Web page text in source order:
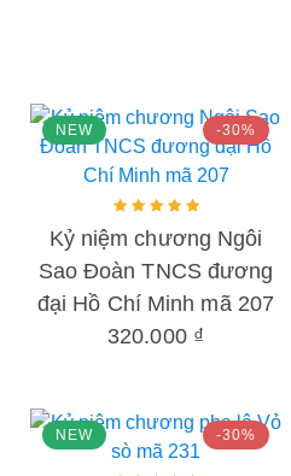
NEW -30%
Kỷ niệm chương Ngôi
Sao Đoàn TNCS đương
đại Hồ Chí Minh mã 207
320.000 ₫
NEW -30%